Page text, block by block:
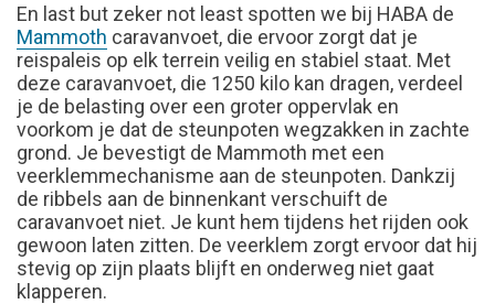
En last but zeker not least spotten we bij HABA de
Mammoth caravanvoet, die ervoor zorgt dat je
reispaleis op elk terrein veilig en stabiel staat. Met
deze caravanvoet, die 1250 kilo kan dragen, verdeel
je de belasting over een groter oppervlak en
voorkom je dat de steunpoten wegzakken in zachte
grond. Je bevestigt de Mammoth met een
veerklemmechanisme aan de steunpoten. Dankzij
de ribbels aan de binnenkant verschuift de
caravanvoet niet. Je kunt hem tijdens het rijden ook
gewoon laten zitten. De veerklem zorgt ervoor dat hij
stevig op zijn plaats blijft en onderweg niet gaat
klapperen.